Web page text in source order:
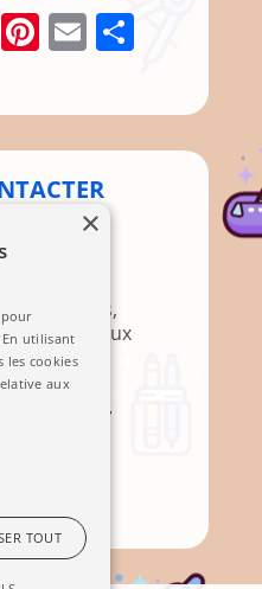
Pinterest
Email
Brignoles,
lès-Montrieux
×
utilisant
les cookies
aux
TOUT